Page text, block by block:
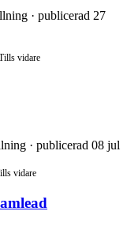
· publicerad 27
vidare
· publicerad 08 jul
vidare